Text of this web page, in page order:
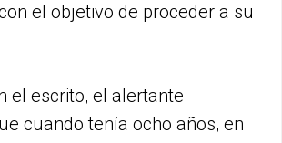
el objetivo de proceder a su
el escrito, el alertante
cuando tenía ocho años, en